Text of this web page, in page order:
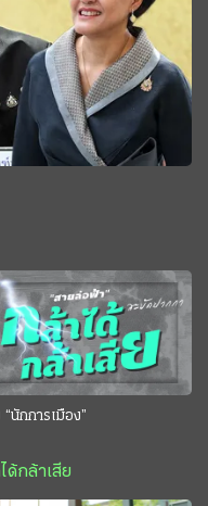
“นักการเมือง”
ด้กล้าเสีย